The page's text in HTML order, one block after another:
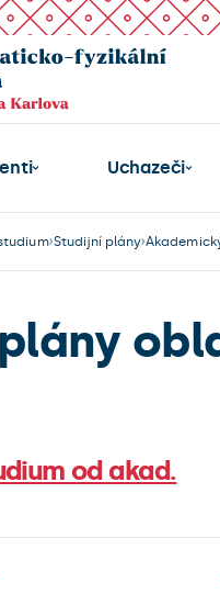
Uchazeči
Studijní plány
od akad.